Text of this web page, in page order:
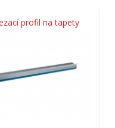
profil na tapety